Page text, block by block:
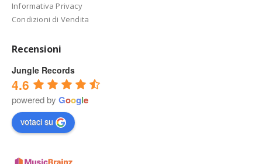
Informativa Privacy
Condizioni di Vendita
Recensioni
Jungle Records
4.6
powered by Google
votaci su